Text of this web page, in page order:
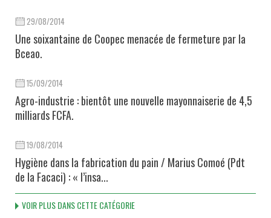
29/08/2014
Une soixantaine de Coopec menacée de fermeture par la
Bceao.
15/09/2014
Agro-industrie : bientôt une nouvelle mayonnaiserie de 4,5
milliards FCFA.
19/08/2014
Hygiène dans la fabrication du pain / Marius Comoé (Pdt
de la Facaci) : « l’insa...
VOIR PLUS DANS CETTE CATÉGORIE